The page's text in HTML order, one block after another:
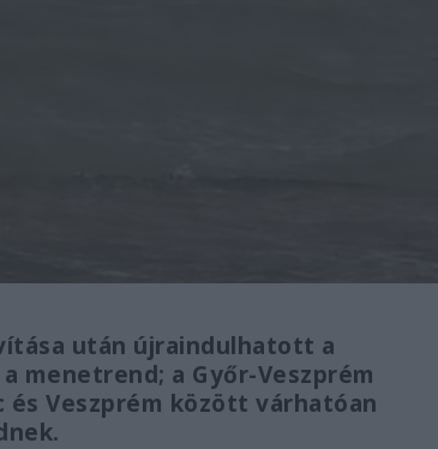
után újraindulhatott a
menetrend; a Győr-Veszprém
Veszprém között várhatóan